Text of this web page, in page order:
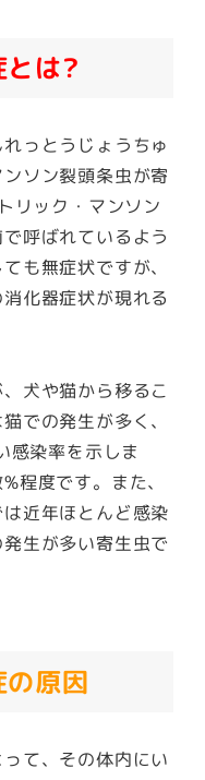
とは?
っとうじょうちゅ
ソン裂頭条虫が寄
リック・マンソン
呼ばれているよう
も無症状ですが、
化器症状が現れる
犬や猫から移るこ
での発生が多く、
感染率を示しま
程度です。また、
近年ほとんど感染
生が多い寄生虫で
原因
て、その体内にい